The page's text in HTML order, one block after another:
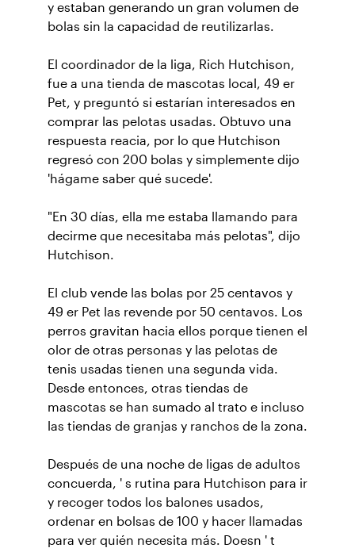
y estaban generando un gran volumen de
bolas sin la capacidad de reutilizarlas.
El coordinador de la liga, Rich Hutchison,
fue a una tienda de mascotas local, 49 er
Pet, y preguntó si estarían interesados en
comprar las pelotas usadas. Obtuvo una
respuesta reacia, por lo que Hutchison
regresó con 200 bolas y simplemente dijo
'hágame saber qué sucede'.
"En 30 días, ella me estaba llamando para
decirme que necesitaba más pelotas", dijo
Hutchison.
El club vende las bolas por 25 centavos y
49 er Pet las revende por 50 centavos. Los
perros gravitan hacia ellos porque tienen el
olor de otras personas y las pelotas de
tenis usadas tienen una segunda vida.
Desde entonces, otras tiendas de
mascotas se han sumado al trato e incluso
las tiendas de granjas y ranchos de la zona.
Después de una noche de ligas de adultos
concuerda, ' s rutina para Hutchison para ir
y recoger todos los balones usados,
ordenar en bolsas de 100 y hacer llamadas
para ver quién necesita más. Doesn ' t